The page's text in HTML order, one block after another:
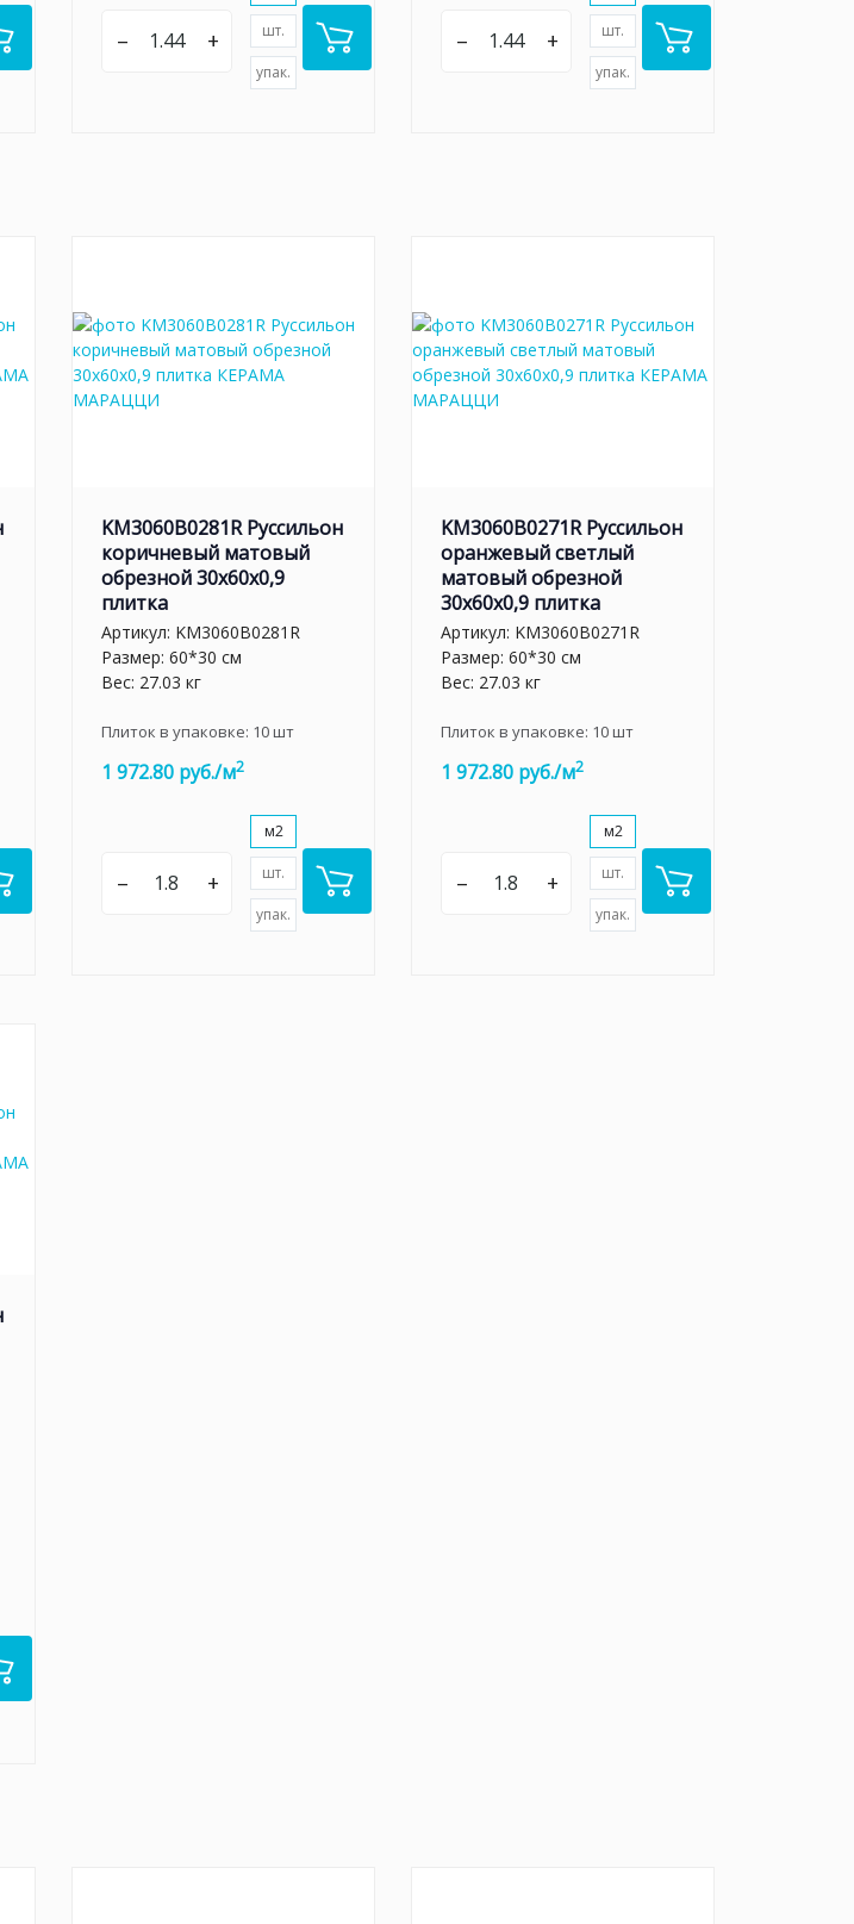
– + шт.
упак.
– + шт.
упак.
KM3060B0281R Руссильон
коричневый матовый
обрезной 30x60x0,9
плитка
Артикул: KM3060B0281R
Размер: 60*30 см
Вес: 27.03 кг
Плиток в упаковке: 10шт
1 972.80 руб./м2
– +
м2
шт.
упак.
KM3060B0271R Руссильон
оранжевый светлый
матовый обрезной
30x60x0,9 плитка
Артикул: KM3060B0271R
Размер: 60*30 см
Вес: 27.03 кг
Плиток в упаковке: 10шт
1 972.80 руб./м2
– +
м2
шт.
упак.